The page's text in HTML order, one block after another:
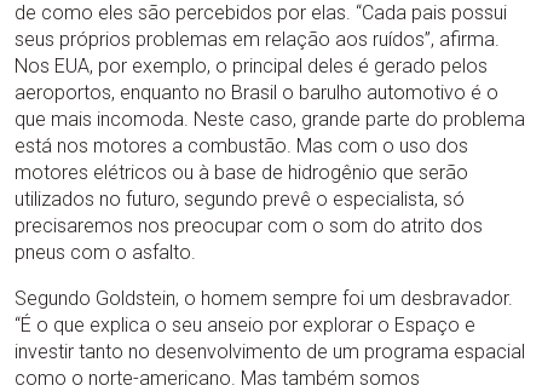
de como eles são percebidos por elas. “Cada pais possui
seus próprios problemas em relação aos ruídos”, afirma.
Nos EUA, por exemplo, o principal deles é gerado pelos
aeroportos, enquanto no Brasil o barulho automotivo é o
que mais incomoda. Neste caso, grande parte do problema
está nos motores a combustão. Mas com o uso dos
motores elétricos ou à base de hidrogênio que serão
utilizados no futuro, segundo prevê o especialista, só
precisaremos nos preocupar com o som do atrito dos
pneus com o asfalto.
Segundo Goldstein, o homem sempre foi um desbravador.
“É o que explica o seu anseio por explorar o Espaço e
investir tanto no desenvolvimento de um programa espacial
como o norte-americano. Mas também somos